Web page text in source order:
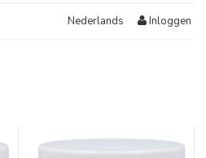
Nederlands Inloggen